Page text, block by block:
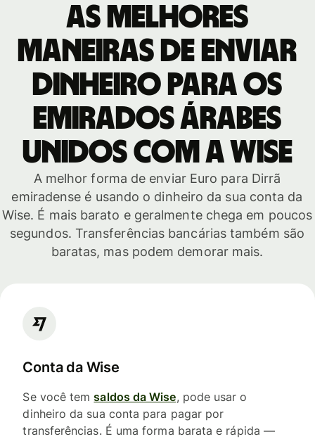
As melhores
maneiras de enviar
dinheiro para os
Emirados Árabes
Unidos com a Wise
A melhor forma de enviar Euro para Dirrã
emiradense é usando o dinheiro da sua conta da
Wise. É mais barato e geralmente chega em poucos
segundos. Transferências bancárias também são
baratas, mas podem demorar mais.
Conta da Wise
Se você temsaldos da Wise, pode usar o
dinheiro da sua conta para pagar por
transferências. É uma forma barata e rápida —